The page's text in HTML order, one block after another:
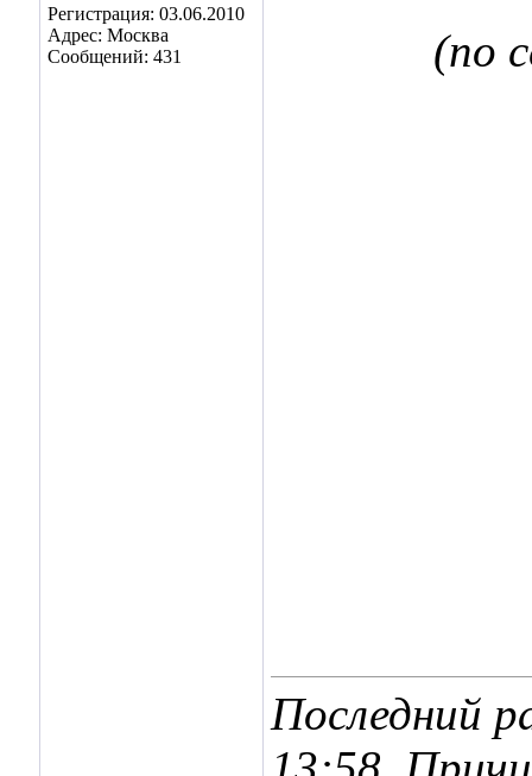
Регистрация: 03.06.2010
Адрес: Москва
Сообщений: 431
(по
Последний